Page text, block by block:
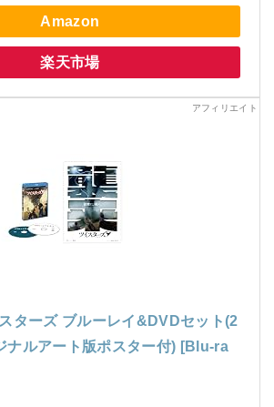
Amazon
楽天市場
ターズ ブルーレイ&DVDセット(2
ナルアート版ポスター付) [Blu-ra